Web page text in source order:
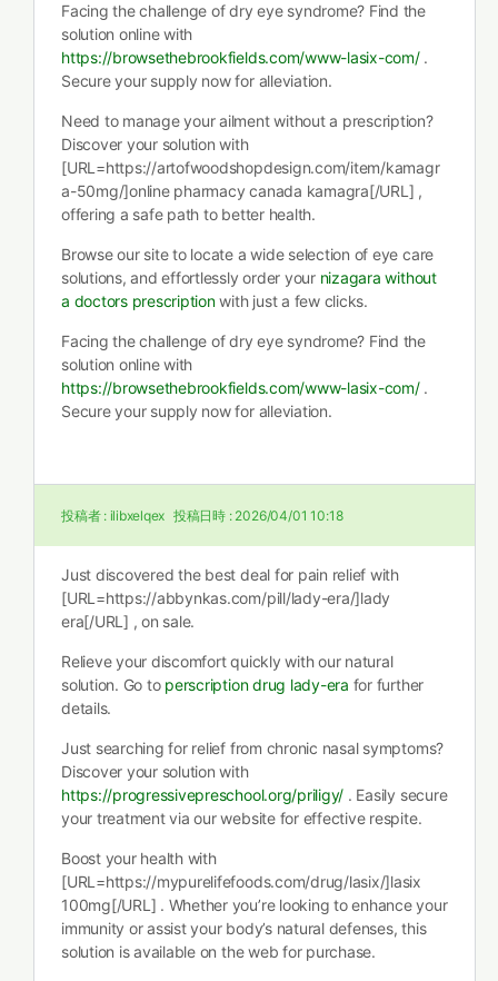
Facing the challenge of dry eye syndrome? Find the
solution online with
https://browsethebrookfields.com/www-lasix-com/.
Secure your supply now for alleviation.
Need to manage your ailment without a prescription?
Discover your solution with
[URL=https://artofwoodshopdesign.com/item/kamagr
a-50mg/]online pharmacy canada kamagra[/URL] ,
offering a safe path to better health.
Browse our site to locate a wide selection of eye care
solutions, and effortlessly order your nizagara without
a doctors prescriptionwith just a few clicks.
Facing the challenge of dry eye syndrome? Find the
solution online with
https://browsethebrookfields.com/www-lasix-com/.
Secure your supply now for alleviation.
投稿者 : ilibxelqex 投稿日時 : 2026/04/01 10:18
Just discovered the best deal for pain relief with
[URL=https://abbynkas.com/pill/lady-era/]lady
era[/URL] , on sale.
Relieve your discomfort quickly with our natural
solution. Go to perscription drug lady-era for further
details.
Just searching for relief from chronic nasal symptoms?
Discover your solution with
https://progressivepreschool.org/priligy/ . Easily secure
your treatment via our website for effective respite.
Boost your health with
[URL=https://mypurelifefoods.com/drug/lasix/]lasix
100mg[/URL] . Whether you’re looking to enhance your
immunity or assist your body’s natural defenses, this
solution is available on the web for purchase.